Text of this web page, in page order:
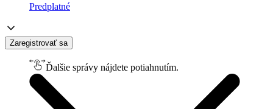
Predplatné
Zaregistrovať sa
Ďalšie správy nájdete potiahnutím.